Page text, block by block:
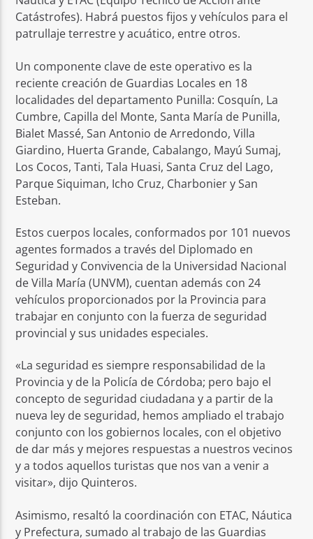
Catástrofes). Habrá puestos fijos y vehículos para el
patrullaje terrestre y acuático, entre otros.
Un componente clave de este operativo es la
reciente creación de Guardias Locales en 18
localidades del departamento Punilla: Cosquín, La
Cumbre, Capilla del Monte, Santa María de Punilla,
Bialet Massé, San Antonio de Arredondo, Villa
Giardino, Huerta Grande, Cabalango, Mayú Sumaj,
Los Cocos, Tanti, Tala Huasi, Santa Cruz del Lago,
Parque Siquiman, Icho Cruz, Charbonier y San
Esteban.
Estos cuerpos locales, conformados por 101 nuevos
agentes formados a través del Diplomado en
Seguridad y Convivencia de la Universidad Nacional
de Villa María (UNVM), cuentan además con 24
vehículos proporcionados por la Provincia para
trabajar en conjunto con la fuerza de seguridad
provincial y sus unidades especiales.
«La seguridad es siempre responsabilidad de la
Provincia y de la Policía de Córdoba; pero bajo el
concepto de seguridad ciudadana y a partir de la
nueva ley de seguridad, hemos ampliado el trabajo
conjunto con los gobiernos locales, con el objetivo
de dar más y mejores respuestas a nuestros vecinos
y a todos aquellos turistas que nos van a venir a
visitar», dijo Quinteros.
Asimismo, resaltó la coordinación con ETAC, Náutica
y Prefectura, sumado al trabajo de las Guardias